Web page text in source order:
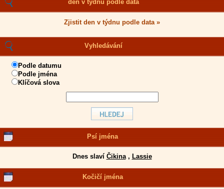
den v týdnu podle data
Zjistit den v týdnu podle data »
Vyhledávání
Podle datumu
Podle jména
Klíčová slova
Psí jména
Dnes slaví Čikina, Lassie
Kočičí jména